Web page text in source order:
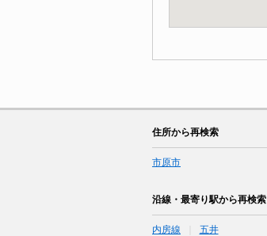
住所から再検索
市原市
沿線・最寄り駅から再検索
内房線 五井